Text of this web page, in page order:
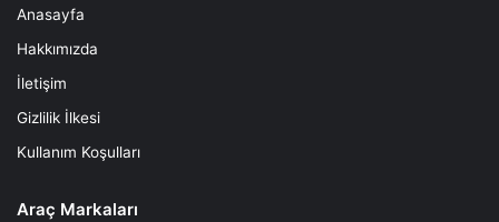
Anasayfa
Hakkımızda
İletişim
Gizlilik İlkesi
Kullanım Koşulları
Araç Markaları